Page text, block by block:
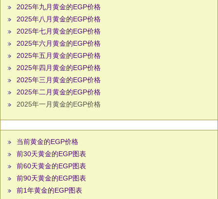
2025年九月黄金的EGP价格
2025年八月黄金的EGP价格
2025年七月黄金的EGP价格
2025年六月黄金的EGP价格
2025年五月黄金的EGP价格
2025年四月黄金的EGP价格
2025年三月黄金的EGP价格
2025年二月黄金的EGP价格
2025年一月黄金的EGP价格
当前黄金的EGP价格
前30天黄金的EGP图表
前60天黄金的EGP图表
前90天黄金的EGP图表
前1年黄金的EGP图表